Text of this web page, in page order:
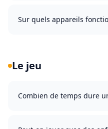
Sur quels appareils
Le jeu
Combien de temps dure